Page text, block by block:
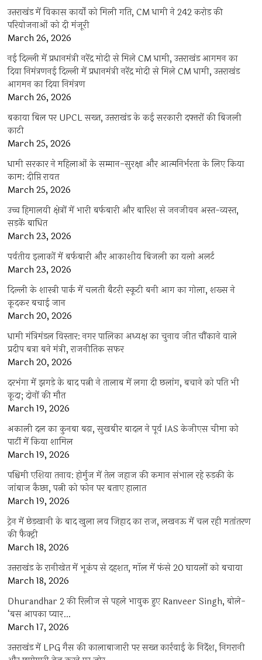
उत्तराखंड में विकास कार्यों को मिली गति, CM धामी ने 242 करोड़ की
परियोजनाओं को दी मंजूरी
March 26, 2026
नई दिल्ली में प्रधानमंत्री नरेंद्र मोदी से मिले CM धामी, उत्तराखंड आगमन का
दिया निमंत्रणनई दिल्ली में प्रधानमंत्री नरेंद्र मोदी से मिले CM धामी, उत्तराखंड
आगमन का दिया निमंत्रण
March 26, 2026
बकाया बिल पर UPCL सख्त, उत्तराखंड के कई सरकारी दफ्तरों की बिजली
काटी
March 25, 2026
धामी सरकार ने महिलाओं के सम्मान-सुरक्षा और आत्मनिर्भरता के लिए किया
काम: दीप्ति रावत
March 25, 2026
उच्च हिमालयी क्षेत्रों में भारी बर्फबारी और बारिश से जनजीवन अस्त-व्यस्त,
सड़कें बाधित
March 23, 2026
पर्वतीय इलाकों में बर्फबारी और आकाशीय बिजली का यलो अलर्ट
March 23, 2026
दिल्ली के शास्त्री पार्क में चलती बैटरी स्कूटी बनी आग का गोला, शख्स ने
कूदकर बचाई जान
March 20, 2026
धामी मंत्रिमंडल विस्तार: नगर पालिका अध्यक्ष का चुनाव जीत चौंकाने वाले
प्रदीप बत्रा बने मंत्री, राजनीतिक सफर
March 20, 2026
दरभंगा में झगड़े के बाद पत्नी ने तालाब में लगा दी छलांग, बचाने को पति भी
कूदा; दोनों की मौत
March 19, 2026
अकाली दल का कुनबा बढ़ा, सुखबीर बादल ने पूर्व IAS केजीएस चीमा को
पार्टी में किया शामिल
March 19, 2026
पश्चिमी एशिया तनाव: होर्मुज में तेल जहाज की कमान संभाल रहे रुड़की के
जांबाज कैप्टन, पत्नी को फोन पर बताए हालात
March 19, 2026
ट्रेन में छेड़खानी के बाद खुला लव जिहाद का राज, लखनऊ में चल रही मतांतरण
की फैक्ट्री
March 18, 2026
उत्तराखंड के रानीखेत में भूकंप से दहशत, मॉल में फंसे 20 घायलों को बचाया
March 18, 2026
Dhurandhar 2 की रिलीज से पहले भावुक हुए Ranveer Singh, बोले-
‘बस आपका प्यार…
March 17, 2026
उत्तराखंड में LPG गैस की कालाबाजारी पर सख्त कार्रवाई के निर्देश, निगरानी